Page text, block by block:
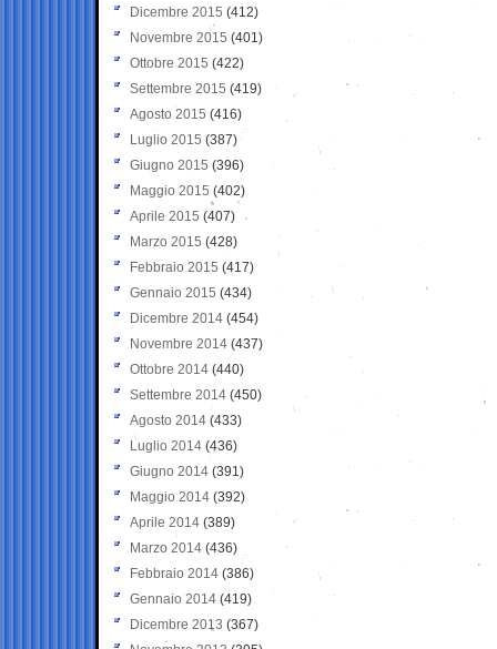
Dicembre 2015 (412)
Novembre 2015 (401)
Ottobre 2015 (422)
Settembre 2015 (419)
Agosto 2015 (416)
Luglio 2015 (387)
Giugno 2015 (396)
Maggio 2015 (402)
Aprile 2015 (407)
Marzo 2015 (428)
Febbraio 2015 (417)
Gennaio 2015 (434)
Dicembre 2014 (454)
Novembre 2014 (437)
Ottobre 2014 (440)
Settembre 2014 (450)
Agosto 2014 (433)
Luglio 2014 (436)
Giugno 2014 (391)
Maggio 2014 (392)
Aprile 2014 (389)
Marzo 2014 (436)
Febbraio 2014 (386)
Gennaio 2014 (419)
Dicembre 2013 (367)